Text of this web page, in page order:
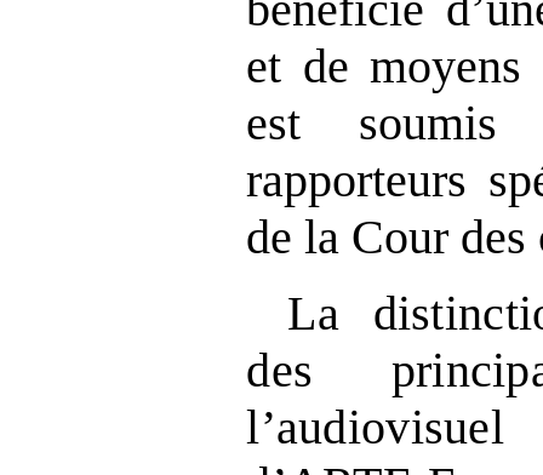
et de moyens
est soumis
rapporteurs
de la Cour des
La
des